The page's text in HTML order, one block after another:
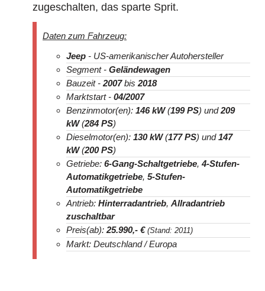
zugeschalten, das sparte Sprit.
Daten zum Fahrzeug:
Jeep - US-amerikanischer Autohersteller
Segment - Geländewagen
Bauzeit - 2007bis 2018
Marktstart - 04/2007
Benzinmotor(en): 146 kW(199 PS) und209
kW(284 PS)
Dieselmotor(en): 130 kW(177 PS) und147
kW(200 PS)
Getriebe: 6-Gang-Schaltgetriebe,4-Stufen-
Automatikgetriebe, 5-Stufen-
Automatikgetriebe
Antrieb: Hinterradantrieb, Allradantrieb
zuschaltbar
Preis(ab): 25.990,- € (Stand: 2011)
Markt: Deutschland / Europa